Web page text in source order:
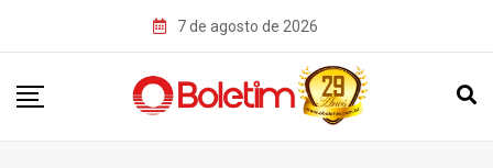
7 de agosto de 2026